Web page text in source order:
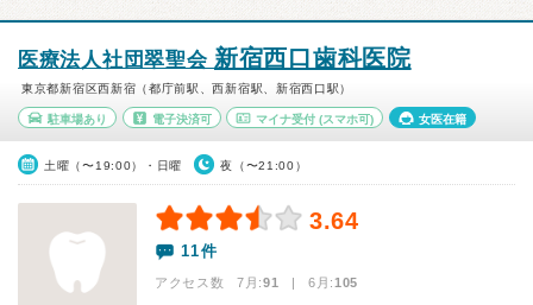
医療法人社団翠聖会 新宿西口歯科医院
東京都新宿区西新宿（都庁前駅、西新宿駅、新宿西口駅）
駐車場あり 電子決済可 マイナ受付 (スマホ可) 女医在籍
土曜（〜19:00）・日曜 夜（〜21:00）
3.64
11件
アクセス数 7月:91 | 6月:105